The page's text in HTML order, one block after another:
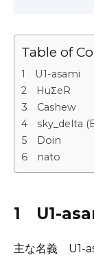
Table of
1 U1-asami
2 HuΣeR
3 Cashew
4 sky_delta
5 Doin
6 nato
1 U1-
主な名義 U1-